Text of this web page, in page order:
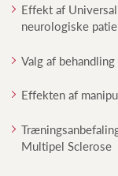
Effekt af
neurologiske
Valg af
Effekten af
Multipel Sclerose